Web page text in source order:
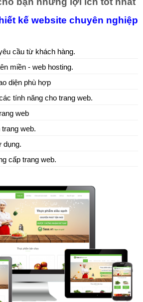
kế website chuyên nghiệp
cầu từ khách hàng.
miền - web hosting.
diện phù hợp
tính năng cho trang web.
web
web.
dụng.
cấp trang web.